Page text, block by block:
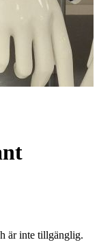
är inte tillgänglig.